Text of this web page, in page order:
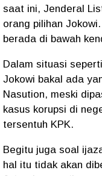
saat ini, Jenderal
orang pilihan
berada di bawah
Dalam situasi
Jokowi bakal ada
Nasution, meski
kasus korupsi di
tersentuh KPK.
Begitu juga soal
hal itu tidak akan